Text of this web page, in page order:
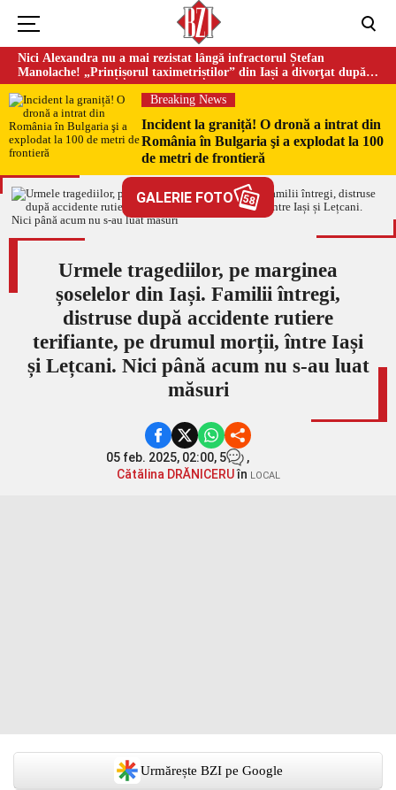
Nici Alexandra nu a mai rezistat lângă infractorul Ștefan
Manolache! „Prințișorul taximetriștilor” din Iași a divorţat după
doi ani de căsnicie
Breaking News
Incident la graniță! O dronă a intrat din
România în Bulgaria şi a explodat la 100
de metri de frontieră
GALERIE FOTO 58
Urmele tragediilor, pe marginea
șoselelor din Iași. Familii întregi,
distruse după accidente rutiere
terifiante, pe drumul morții, între Iași
și Lețcani. Nici până acum nu s-au luat
măsuri
05 feb. 2025, 02:00, 5
,
Cătălina DRĂNICERUîn LOCAL
Urmărește BZI pe Google